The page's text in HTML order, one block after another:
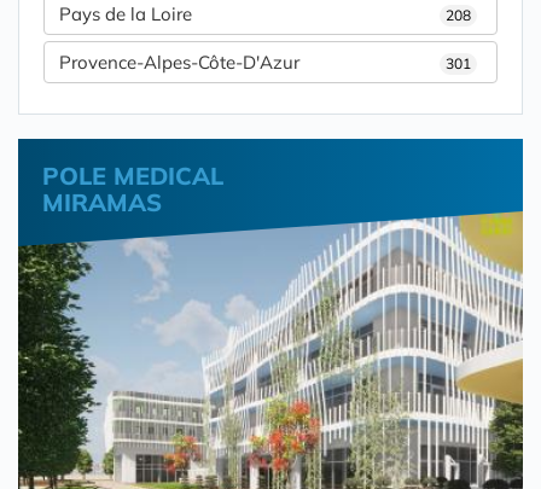
Pays de la Loire 208
Provence-Alpes-Côte-D'Azur 301
POLE MEDICAL
MIRAMAS